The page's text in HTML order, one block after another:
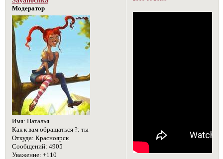
Модератор
Имя: Наталья
Как к вам обращаться ?: ты
Откуда: Красноярск
Сообщений: 4905
Уважение: +110